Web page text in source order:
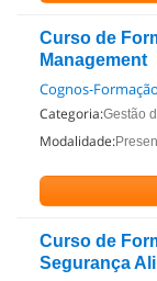
Curso de
Management
Cognos-
Categoria:Gestão
Modalidade:
Curso de
Segurança